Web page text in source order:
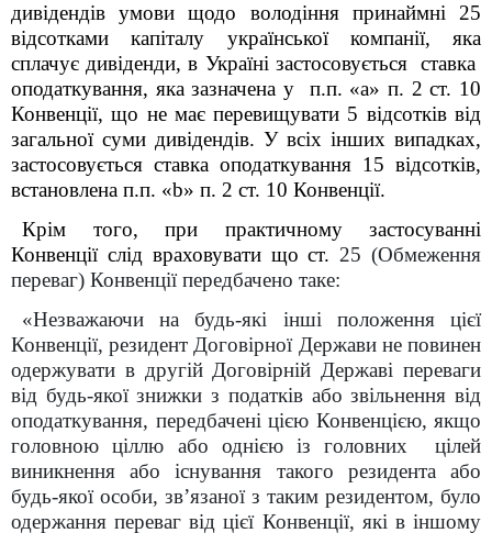
дивідендів умови щодо володіння принаймні 25
відсотками капіталу української компанії, яка
сплачує дивіденди, в Україні застосовується ставка
оподаткування, яка зазначена у п.п. «а» п. 2 ст. 10
Конвенції, що не має перевищувати 5 відсотків від
загальної суми дивідендів. У всіх інших випадках,
застосовується ставка оподаткування 15 відсотків,
встановлена п.п. «b» п. 2 ст. 10 Конвенції.
Крім того, при практичному застосуванні
Конвенції слід враховувати що ст. 25 (Обмеження
переваг) Конвенції передбачено таке:
«Незважаючи на будь-які інші положення цієї
Конвенції, резидент Договірної Держави не повинен
одержувати в другій Договірній Державі переваги
від будь-якої знижки з податків або звільнення від
оподаткування, передбачені цією Конвенцією, якщо
головною ціллю або однією із головних цілей
виникнення або існування такого резидента або
будь-якої особи, звʼязаної з таким резидентом, було
одержання переваг від цієї Конвенції, які в іншому